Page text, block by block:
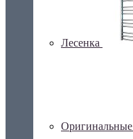
Лесенка
Оригинальные